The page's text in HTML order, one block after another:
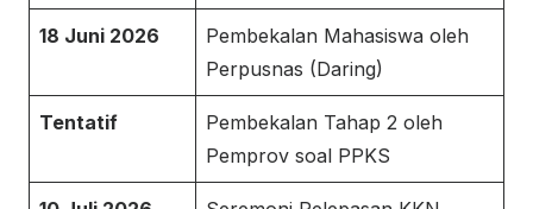
18 Juni 2026
Pembekalan Mahasiswa oleh
Perpusnas (Daring)
Tentatif
Pembekalan Tahap 2 oleh
Pemprov soal PPKS